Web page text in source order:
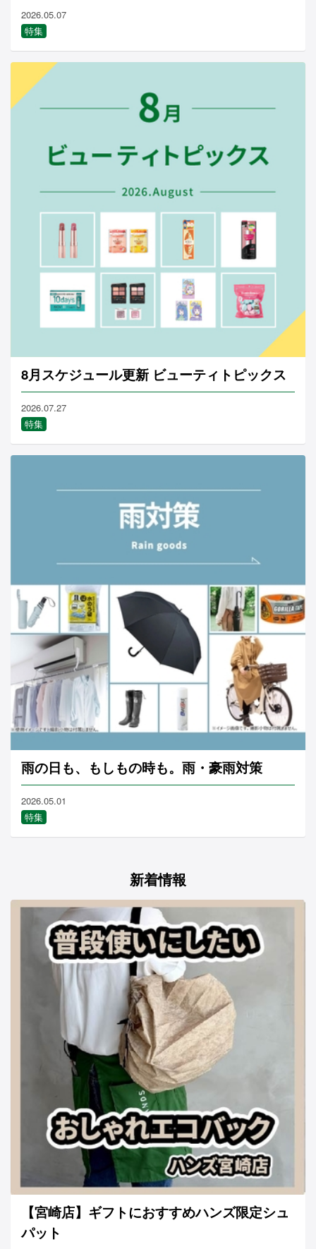
2026.05.07
特集
8月スケジュール更新 ビューティトピックス
2026.07.27
特集
雨の日も、もしもの時も。雨・豪雨対策
2026.05.01
特集
新着情報
【宮崎店】ギフトにおすすめハンズ限定シュ
パット